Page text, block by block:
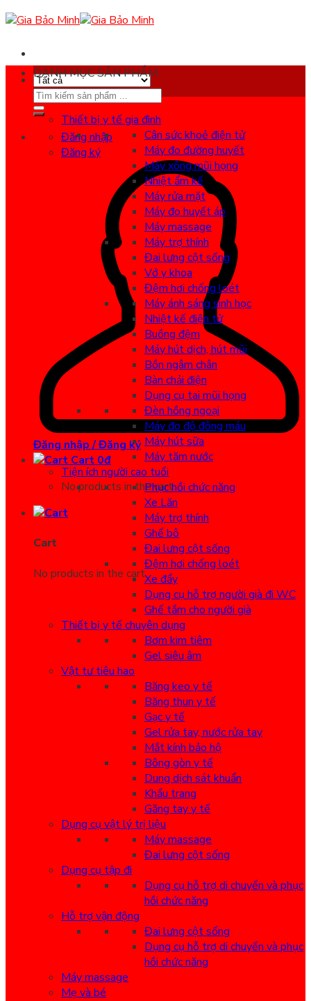
Skip
to
Search
for:
Đăng nhập
Đăng ký
Đăng nhập / Đăng ký
Cart 0đ
No products in the cart.
Cart
No products in the cart.
DANH MỤC SẢN PHẨM
Thiết bị y tế gia đình
Cân sức khoẻ điện tử
Máy đo đường huyết
Máy xông mũi họng
Nhiệt ẩm kế
Máy rửa mặt
Máy đo huyết áp
Máy massage
Máy trợ thính
Đai lưng cột sống
Vớ y khoa
Đệm hơi chống loét
Máy ánh sáng sinh học
Nhiệt kế điện tử
Buồng đệm
Máy hút dịch, hút mũi
Bồn ngâm chân
Bàn chải điện
Dụng cụ tai mũi họng
Đèn hồng ngoại
Máy đo độ đông máu
Máy hút sữa
Máy tăm nước
Tiện ích người cao tuổi
Phục hồi chức năng
Xe Lăn
Máy trợ thính
Ghế bô
Đai lưng cột sống
Đệm hơi chống loét
Xe đẩy
Dụng cụ hỗ trợ người già đi WC
Ghế tắm cho người già
Thiết bị y tế chuyên dụng
Bơm kim tiêm
Gel siêu âm
Vật tư tiêu hao
Băng keo y tế
Băng thun y tế
Gạc y tế
Gel rửa tay, nước rửa tay
Mắt kính bảo hộ
Bông gòn y tế
Dung dịch sát khuẩn
Khẩu trang
Găng tay y tế
Dụng cụ vật lý trị liệu
Máy massage
Đai lưng cột sống
Dụng cụ tập đi
Dụng cụ hỗ trợ di chuyển và phục
hồi chức năng
Hỗ trợ vận động
Đai lưng cột sống
Dụng cụ hỗ trợ di chuyển và phục
hồi chức năng
Máy massage
Mẹ và bé